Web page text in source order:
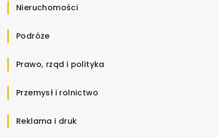
Nieruchomości
Podróże
Prawo, rząd i polityka
Przemysł i rolnictwo
Reklama i druk